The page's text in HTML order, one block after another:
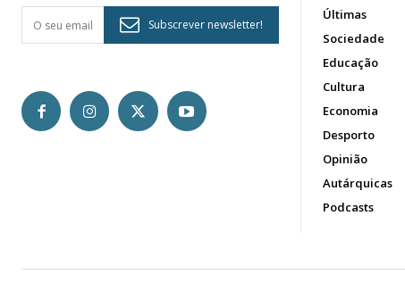
Subscrever newsletter!
Últimas
Sociedade
Educação
Cultura
Economia
Desporto
Opinião
Autárquicas
Podcasts